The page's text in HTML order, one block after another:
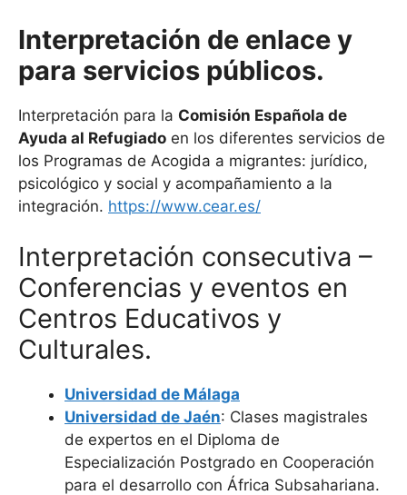
Interpretación de enlace y
para servicios públicos.
Interpretación para la Comisión Española de
Ayuda al Refugiado en los diferentes servicios de
los Programas de Acogida a migrantes: jurídico,
psicológico y social y acompañamiento a la
integración. https://www.cear.es/
Interpretación consecutiva –
Conferencias y eventos en
Centros Educativos y
Culturales.
Universidad de Málaga
Universidad de Jaén: Clases magistrales
de expertos en el Diploma de
Especialización Postgrado en Cooperación
para el desarrollo con África Subsahariana.